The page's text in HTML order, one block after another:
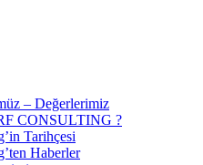
– Değerlerimiz
CONSULTING ?
Tarihçesi
Haberler